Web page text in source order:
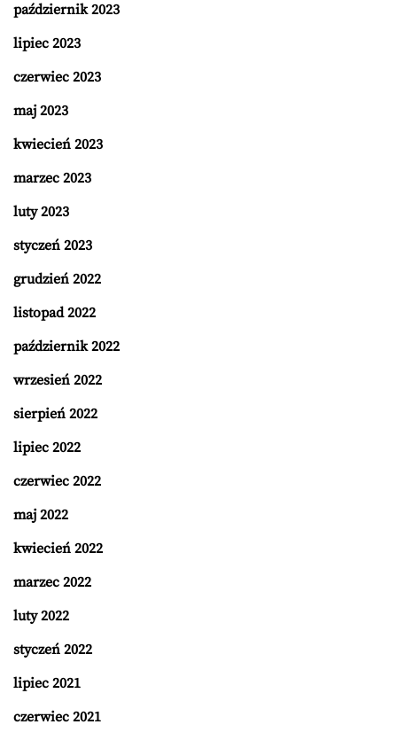
październik 2023
lipiec 2023
czerwiec 2023
maj 2023
kwiecień 2023
marzec 2023
luty 2023
styczeń 2023
grudzień 2022
listopad 2022
październik 2022
wrzesień 2022
sierpień 2022
lipiec 2022
czerwiec 2022
maj 2022
kwiecień 2022
marzec 2022
luty 2022
styczeń 2022
lipiec 2021
czerwiec 2021